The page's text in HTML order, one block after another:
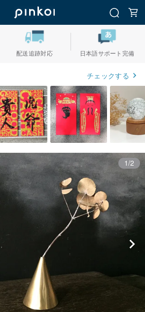
配送追跡対応 日本語サポート完備
チェックする
1/2